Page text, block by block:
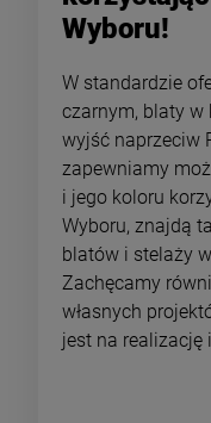
Wyboru!
W standardzie
czarnym, blaty w
wyjść naprzeciw
zapewniamy
i jego koloru
Wyboru, znajdą
blatów i stelaży
Zachęcamy
własnych
jest na